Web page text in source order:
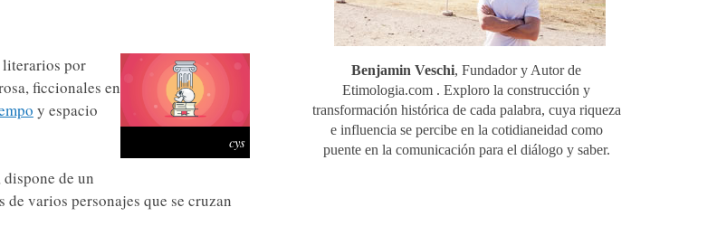
cys
literarios por
ficcionales en
y espacio
de un
varios personajes que se cruzan
Benjamin Veschi, Fundador y Autor de
Etimologia.com . Exploro la construcción y
transformación histórica de cada palabra, cuya riqueza
e influencia se percibe en la cotidianeidad como
puente en la comunicación para el diálogo y saber.